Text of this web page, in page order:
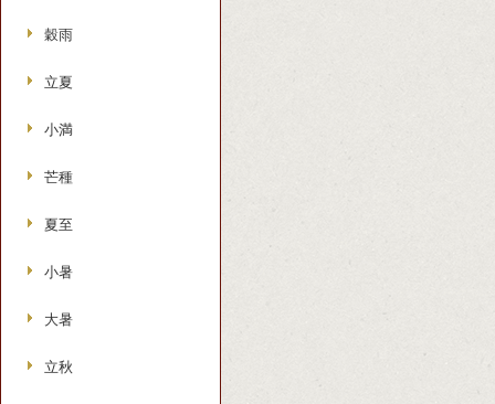
穀雨
立夏
小満
芒種
夏至
小暑
大暑
立秋